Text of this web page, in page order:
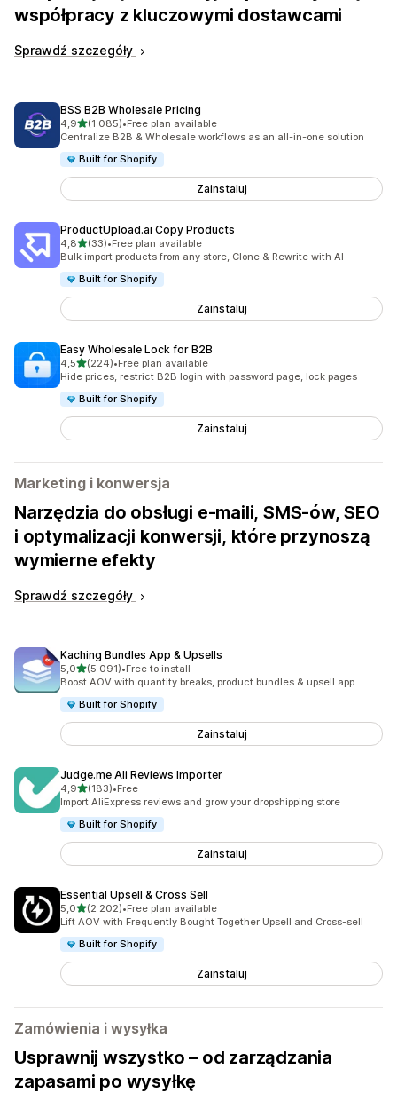
współpracy z kluczowymi dostawcami
Sprawdź szczegóły
BSS B2B Wholesale Pricing
4,9na 5 gwiazdek
(1 085)
Łączna liczba recenzji: 1085
•Free plan available
Centralize B2B & Wholesale workflows as an all-in-one solution
Built for Shopify
Zainstaluj
ProductUpload.ai Copy Products
4,8na 5 gwiazdek
(33)
Łączna liczba recenzji: 33
•Free plan available
Bulk import products from any store, Clone & Rewrite with AI
Built for Shopify
Zainstaluj
Easy Wholesale Lock for B2B
4,5na 5 gwiazdek
(224)
Łączna liczba recenzji: 224
•Free plan available
Hide prices, restrict B2B login with password page, lock pages
Built for Shopify
Zainstaluj
Marketing i konwersja
Narzędzia do obsługi e-maili, SMS-ów, SEO
i optymalizacji konwersji, które przynoszą
wymierne efekty
Sprawdź szczegóły
Kaching Bundles App & Upsells
5,0na 5 gwiazdek
(5 091)
Łączna liczba recenzji: 5091
•Free to install
Boost AOV with quantity breaks, product bundles & upsell app
Built for Shopify
Zainstaluj
Judge.me Ali Reviews Importer
4,9na 5 gwiazdek
(183)
Łączna liczba recenzji: 183
•Free
Import AliExpress reviews and grow your dropshipping store
Built for Shopify
Zainstaluj
Essential Upsell & Cross Sell
5,0na 5 gwiazdek
(2 202)
Łączna liczba recenzji: 2202
•Free plan available
Lift AOV with Frequently Bought Together Upsell and Cross-sell
Built for Shopify
Zainstaluj
Zamówienia i wysyłka
Usprawnij wszystko – od zarządzania
zapasami po wysyłkę